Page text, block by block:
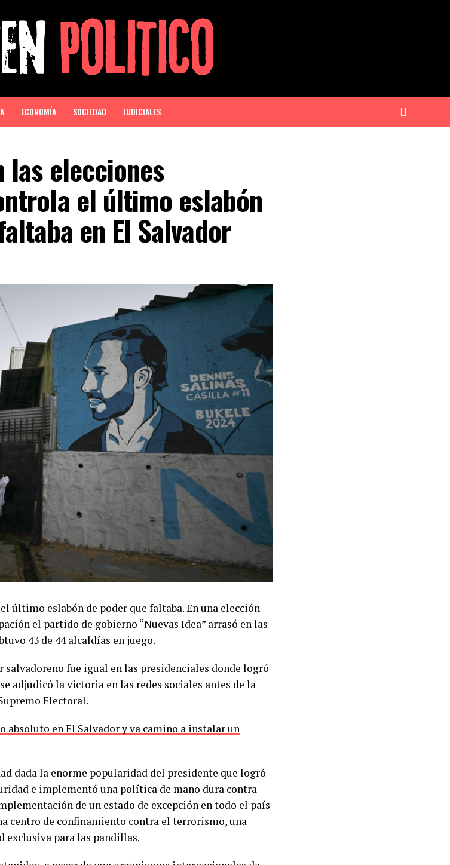
ECONOMÍA SOCIEDAD JUDICIALES
las elecciones
el último eslabón
en El Salvador
último eslabón de poder que faltaba. En una elección
el partido de gobierno “Nuevas Idea” arrasó en las
43 de 44 alcaldías en juego.
fue igual en las presidenciales donde logró
adjudicó la victoria en las redes sociales antes de la
Electoral.
absoluto en El Salvador y va camino a instalar un
dada la enorme popularidad del presidente que logró
e implementó una política de mano dura contra
de un estado de excepción en todo el país
centro de confinamiento contra el terrorismo, una
exclusiva para las pandillas.